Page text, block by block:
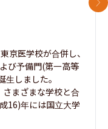
京医学校が合併し、
び予備門(第一高等
しました。
まざまな学校と合
16)年には国立大学
次